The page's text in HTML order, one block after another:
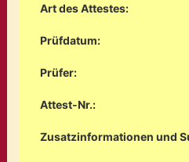
Art des Attestes:
Prüfdatum:
Prüfer:
Attest-Nr.:
Zusatzinformationen und